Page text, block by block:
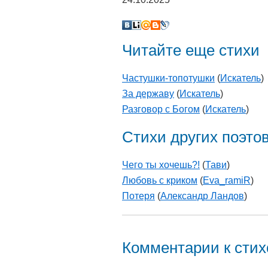
Читайте еще стихи
Частушки-топотушки (Искатель)
За державу (Искатель)
Разговор с Богом (Искатель)
Стихи других
Чего ты хочешь?! (Тави)
Любовь с криком (Eva_ramiR)
Потеря (Александр Ландов)
Комментарии к